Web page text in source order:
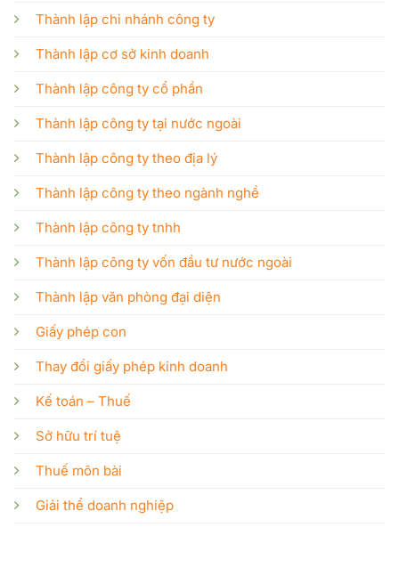
Thành lập chi nhánh công ty
Thành lập cơ sở kinh doanh
Thành lập công ty cổ phần
Thành lập công ty tại nước ngoài
Thành lập công ty theo địa lý
Thành lập công ty theo ngành nghề
Thành lập công ty tnhh
Thành lập công ty vốn đầu tư nước ngoài
Thành lập văn phòng đại diện
Giấy phép con
Thay đổi giấy phép kinh doanh
Kế toán – Thuế
Sở hữu trí tuệ
Thuế môn bài
Giải thể doanh nghiệp